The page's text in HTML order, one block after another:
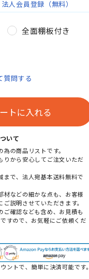
法人会員登録（無料）
全面棚板付き
質問する
トに入れる
いて
の商品リストです。
りから安心してご注文いただ
まで、法人宛基本送料無料で
材などの細かな点も、お客様
説明させていただきます。
ご確認なども含め、お見積も
すので、お気軽にご依頼くだ
ントで、簡単に決済可能です。